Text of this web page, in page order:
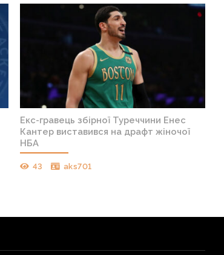
Екс-гравець збірної Туреччини Енес
Кантер виставився на драфт жіночої
НБА
43 aks701